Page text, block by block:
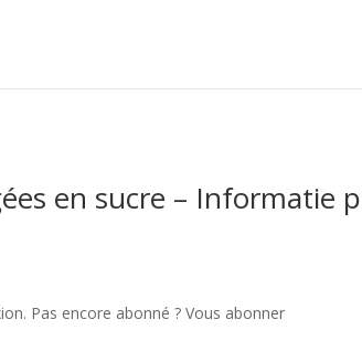
en sucre – Informatie
Pas encore abonné ? Vous abonner